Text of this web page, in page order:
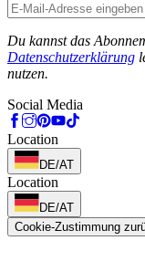
Du kannst das
Datenschutzerklärung
nutzen.
Social Media
Location
DE/AT
Location
DE/AT
Cookie-Zustimmung